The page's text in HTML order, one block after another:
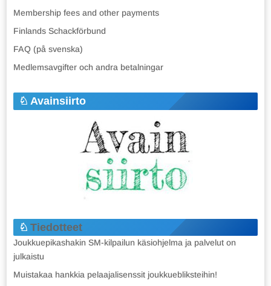
Membership fees and other payments
Finlands Schackförbund
FAQ (på svenska)
Medlemsavgifter och andra betalningar
Avainsiirto
Tiedotteet
Joukkuepikashakin SM-kilpailun käsiohjelma ja palvelut on
julkaistu
Muistakaa hankkia pelaajalisenssit joukkuebliksteihin!